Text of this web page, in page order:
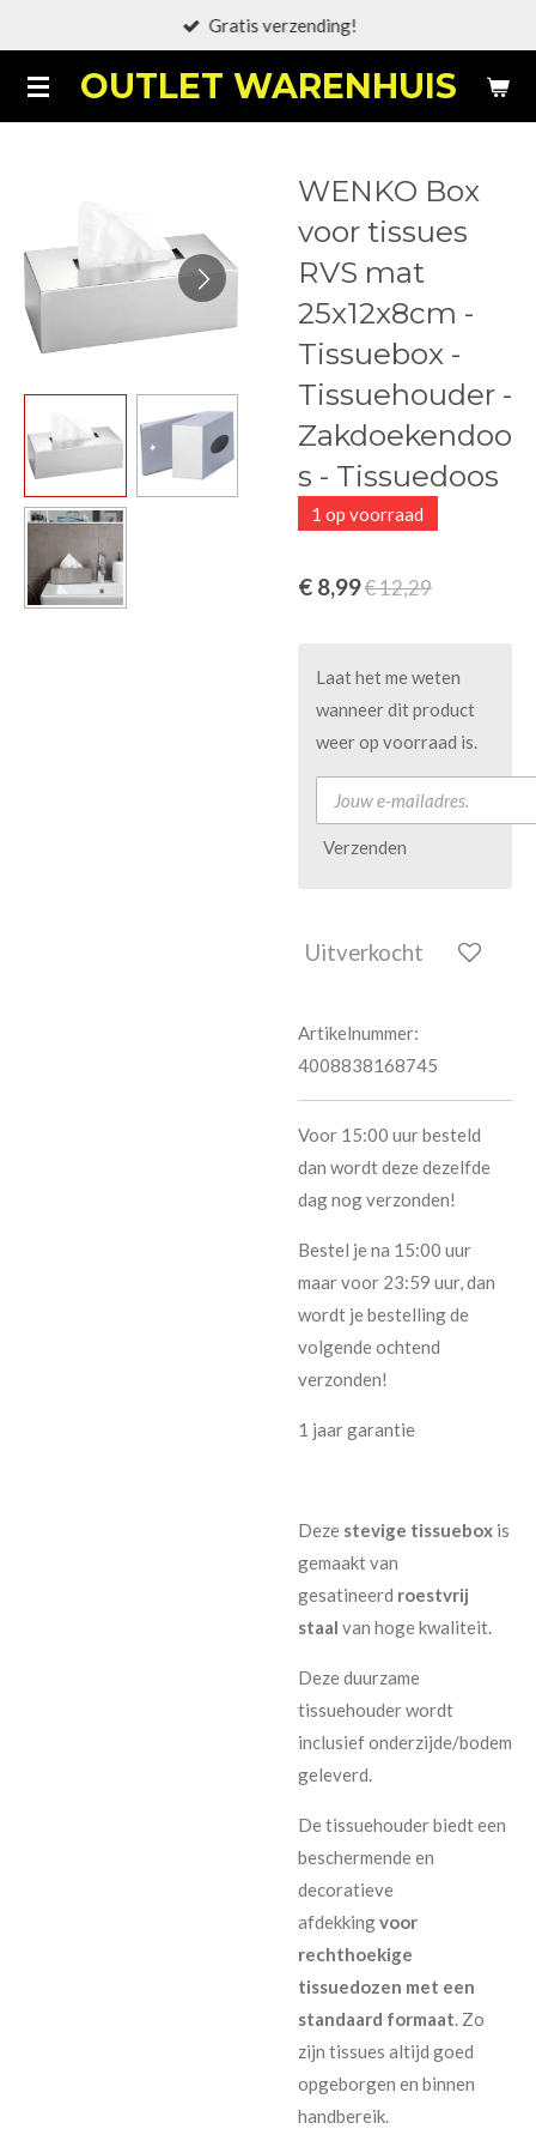
naar
de
OUTLET WARENHUIS
Gratis verzending!
WENKO Box
voor tissues
RVS mat
25x12x8cm -
Tissuebox -
Tissuehouder -
Zakdoekendoo
s - Tissuedoos
1 op voorraad
€ 8,99€ 12,29
Laat het me weten
wanneer dit product
weer op voorraad is.
Verzenden
Uitverkocht
Artikelnummer:
4008838168745
Voor 15:00 uur besteld
dan wordt deze dezelfde
dag nog verzonden!
Bestel je na 15:00 uur
maar voor 23:59 uur, dan
wordt je bestelling de
volgende ochtend
verzonden!
1 jaar garantie
Deze stevige tissuebox is
gemaakt van
gesatineerd roestvrij
staal van hoge kwaliteit.
Deze duurzame
tissuehouder wordt
inclusief onderzijde/bodem
geleverd.
De tissuehouder biedt een
beschermende en
decoratieve
afdekkingvoor
rechthoekige
tissuedozen met een
standaard formaat. Zo
zijn tissues altijd goed
opgeborgen en binnen
handbereik.